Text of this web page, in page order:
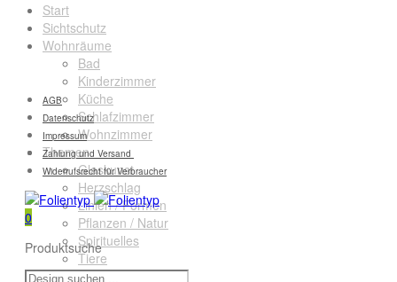
Start
Sichtschutz
Wohnräume
Bad
Kinderzimmer
Küche
Schlafzimmer
Wohnzimmer
Themen
Glaskunst
Herzschlag
Linien / Formen
Pflanzen / Natur
Spirituelles
Tiere
Querformate
AGB
Datenschutz
Impressum
Zahlung und Versand
Widerrufsrecht für Verbraucher
0
Produktsuche